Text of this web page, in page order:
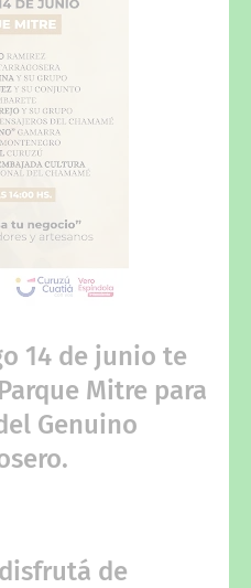
14 de junio te
Mitre para
Genuino
de